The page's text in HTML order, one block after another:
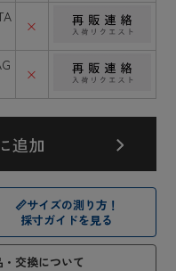
×
×
📏サイズの測り方！
採寸ガイドを見る
交換について